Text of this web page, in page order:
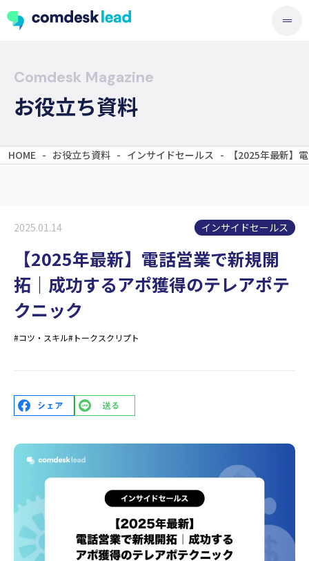
Comdesk Magazine
お役立ち資料
HOME - お役立ち資料 - インサイドセールス - 【2025年最新】
2025.01.14 インサイドセールス
【2025年最新】電話営業で新規開
拓｜成功するアポ獲得のテレアポテ
クニック
#コツ・スキル#トークスクリプト